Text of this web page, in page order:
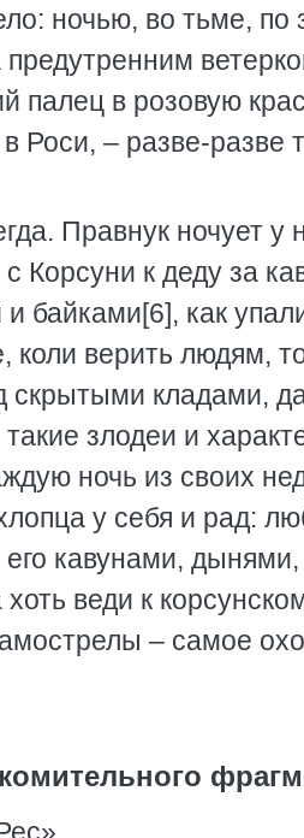
ночью, во тьме, по
палец в розовую
Роси, – разве-разве
Правнук ночует у
Корсуни к деду за
байками[6], как
коли верить людям,
кладами,
злодеи и
ночь из своих
у себя и рад:
кавунами,
веди к
– самое